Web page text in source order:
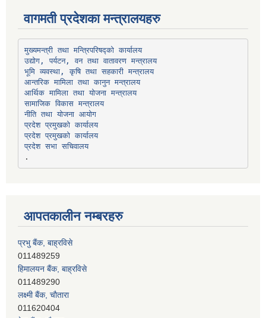
वागमती प्रदेशका मन्त्रालयहरु
मुख्यमन्त्री तथा मन्त्रिपरिषद्को कार्यालय
उद्योग, पर्यटन, वन तथा वातावरण मन्त्रालय
भूमि व्यवस्था, कृषि तथा सहकारी मन्त्रालय
आन्तरिक मामिला तथा कानुन मन्त्रालय
आर्थिक मामिला तथा योजना मन्त्रालय
सामाजिक विकास मन्त्रालय
नीति तथा योजना आयोग
प्रदेश प्रमुखको कार्यालय
प्रदेश प्रमुखको कार्यालय
प्रदेश सभा सचिवालय
आपतकालीन नम्बरहरु
प्रभु बैंक, बाह्रविसे
011489259
हिमालयन बैंक, बाह्रविसे
011489290
लक्ष्मी बैंक, चाैतारा
011620404
मेगा बैंक, चाैतारा